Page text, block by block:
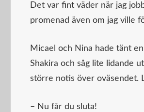
Det var fint väder när jag
promenad även om jag ville
Micael och Nina hade tänt
Shakira och såg lite lidande
större notis över oväsendet.
– Nu får du sluta!